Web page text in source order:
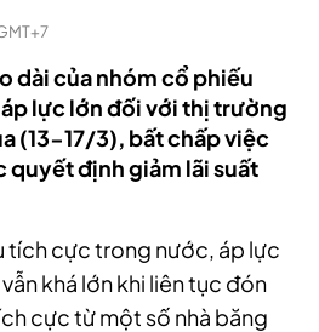
dài của nhóm cổ phiếu
lực lớn đối với thị trường
(13-17/3), bất chấp việc
quyết định giảm lãi suất
tích cực trong nước, áp lực
khá lớn khi liên tục đón
cực từ một số nhà băng